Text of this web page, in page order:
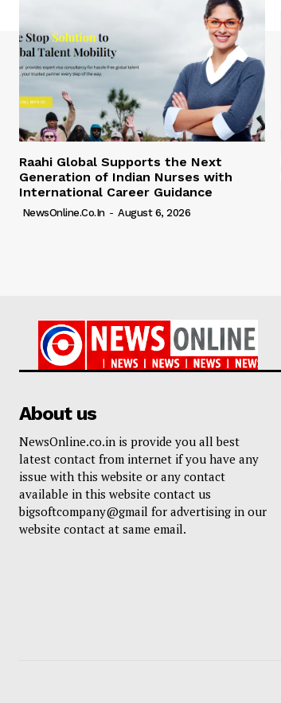
Raahi Global Supports the Next
Generation of Indian Nurses with
International Career Guidance
NewsOnline.co.in - August 6, 2026
About us
NewsOnline.co.in is provide you all best
latest contact from internet if you have any
issue with this website or any contact
available in this website contact us
bigsoftcompany@gmail for advertising in our
website contact at same email.